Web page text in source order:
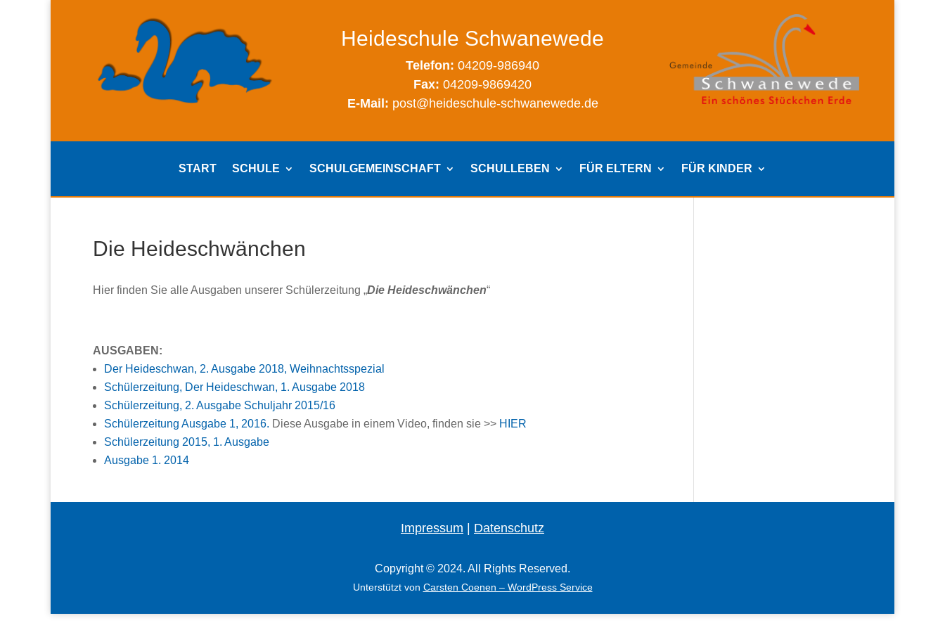
Heideschule Schwanewede
Telefon: 04209-986940
Fax: 04209-9869420
E-Mail: post@heideschule-schwanewede.de
START SCHULE SCHULGEMEINSCHAFT SCHULLEBEN FÜR ELTERN FÜR KINDER
Die Heideschwänchen
Hier finden Sie alle Ausgaben unserer Schülerzeitung „Die Heideschwänchen“
AUSGABEN:
Der Heideschwan, 2. Ausgabe 2018, Weihnachtsspezial
Schülerzeitung, Der Heideschwan, 1. Ausgabe 2018
Schülerzeitung, 2. Ausgabe Schuljahr 2015/16
Schülerzeitung Ausgabe 1, 2016. Diese Ausgabe in einem Video, finden sie >> HIER
Schülerzeitung 2015, 1. Ausgabe
Ausgabe 1. 2014
Impressum Datenschutz
Copyright © 2024. All Rights Reserved.
Unterstützt von Carsten Coenen – WordPress Service